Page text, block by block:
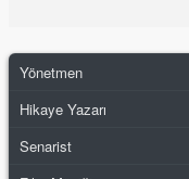
Yönetmen
Hikaye Yazarı
Senarist